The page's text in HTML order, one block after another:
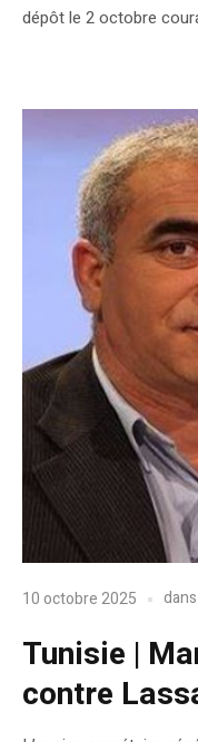
dépôt le 2 octobre
10 octobre 2025 dans
Tunisie |
contre